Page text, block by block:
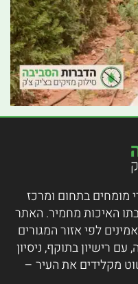
מומחים בתחום ומרכז
האיכות מחמיר. האתר
לפי אזור המגורים
רישיון בתוקף, ניסיון
מקלידים את העיר –